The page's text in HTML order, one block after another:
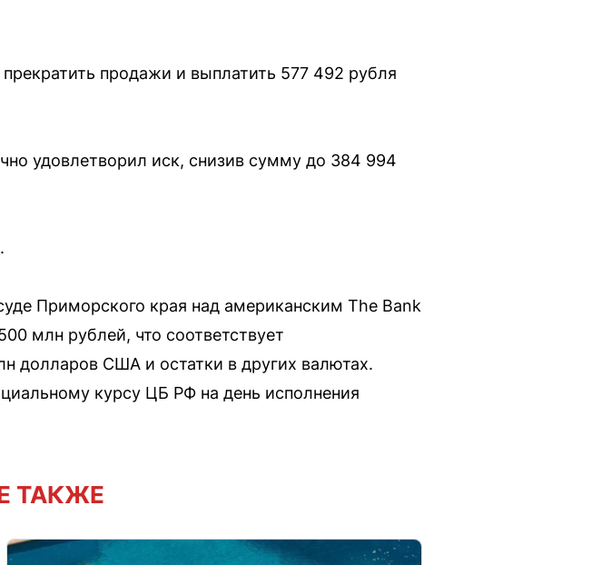
продажи и выплатить 577 492 рубля
удовлетворил иск, снизив сумму до 384 994
Приморского края над американским The Bank
млн рублей, что соответствует
долларов США и остатки в других валютах.
курсу ЦБ РФ на день исполнения
ТАКЖЕ